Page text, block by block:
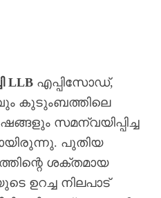
LLB എപ്പിസോഡ്,
കുടുംബത്തിലെ
സമന്വയിപ്പിച്ച
പുതിയ
ശക്തമായ
ഉറച്ച നിലപാട്